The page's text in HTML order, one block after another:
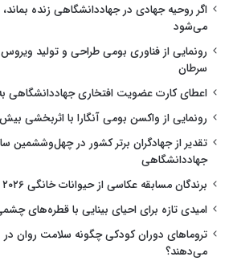
اگر روحیه جهادی در جهاددانشگاهی زنده
می‌شود
رونمایی از فناوری بومی طراحی و تولید
سرطان
اعطای کارت عضویت افتخاری جهاددانشگاهی
رونمایی از واکسن بومی آنگارا با اثربخشی بیش از ۹۰
تقدیر از جهادگران برتر کشور در چهل‌وششمین
جهاددانشگاهی
برندگان مسابقه عکاسی از حیوانات خانگی ۲۰۲۶ معرفی شدند
امیدی تازه برای احیای بینایی با قطره‌های
تروماهای دوران کودکی چگونه سلامت روان در
می‌دهند؟